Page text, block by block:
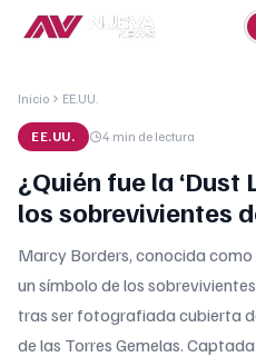
Inicio EE.UU.
EE.UU. 4 min de lectura
¿Quién fue la ‘Dust
los sobrevivientes
Marcy Borders, conocida como
un símbolo de los
tras ser fotografiada cubierta
de las Torres Gemelas.